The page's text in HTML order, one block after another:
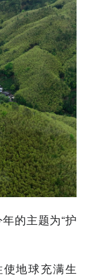
的主题为“护
地球充满生